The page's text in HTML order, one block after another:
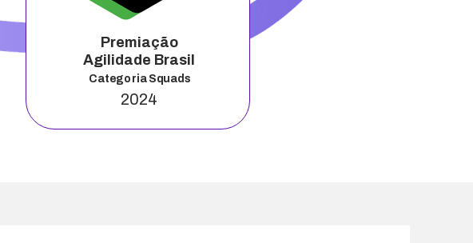
Premiação
Agilidade Brasil
Categoria Squads
2024